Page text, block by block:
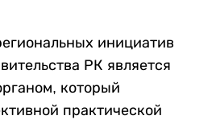
инициатив
РК является
который
практической